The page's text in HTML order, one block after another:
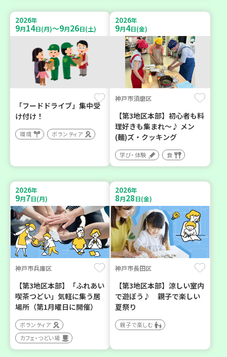
2026年
9月14日(月)～9月26日(土)
「フードドライブ」集中受
け付け！
環境 ボランティア
2026年
9月4日(金)
神戸市須磨区
【第3地区本部】初心者も料
理好きも集まれ～♪ メン
(麺)ズ・クッキング
学び・体験 食
2026年
9月7日(月)
神戸市兵庫区
【第3地区本部】「ふれあい
喫茶つどい」気軽に集う居
場所（第1月曜日に開催）
ボランティア
カフェ・つどい場
2026年
8月28日(金)
神戸市長田区
【第3地区本部】涼しい室内
で遊ぼう♪ 親子で楽しい
夏祭り
親子で楽しむ